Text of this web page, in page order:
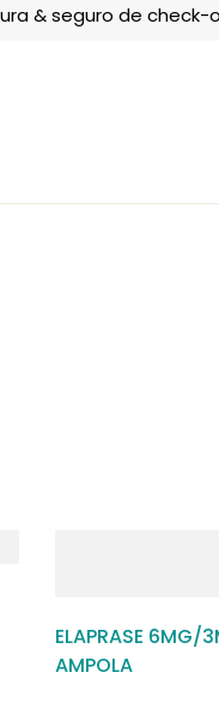
& seguro de check-
ELAPRASE 6MG/
AMPOLA